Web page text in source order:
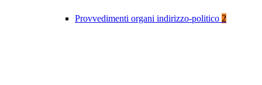
Provvedimenti organi indirizzo-politico 2